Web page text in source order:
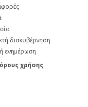
διακυβέρνηση
ενημέρωση
χρήσης